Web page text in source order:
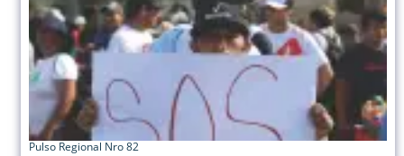
Pulso Regional Nro 82